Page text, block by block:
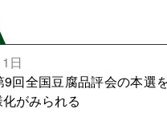
日
9回全国豆腐品評会の本選
がみられる